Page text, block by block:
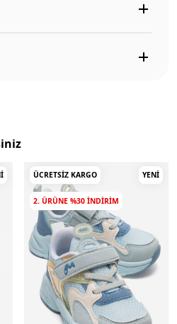
ÜCRETSIZ KARGO YENI
2. ÜRÜNE %30 INDIRIM